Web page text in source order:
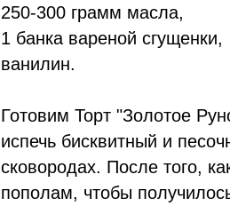
250-300 грамм масла,
1 банка вареной сгущенки,
ванилин.
Готовим Торт "Золотое
испечь бисквитный и
сковородах. После того,
пополам, чтобы